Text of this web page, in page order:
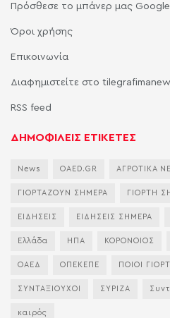
Πρόσθεσε το μπάνερ μας
Όροι χρήσης
Επικοινωνία
Διαφημιστείτε στο
RSS feed
ΔΗΜΟΦΙΛΕΙΣ ΕΤΙΚΕΤΕΣ
News OAED.GR ΑΓΡΟΤΙΚΑ
ΓΙΟΡΤΑΖΟΥΝ ΣΗΜΕΡΑ ΓΙΟΡΤΗ
ΕΙΔΗΣΕΙΣ ΕΙΔΗΣΕΙΣ ΣΗΜΕΡΑ
Ελλάδα ΗΠΑ ΚΟΡΟΝΟΙΟΣ
ΟΑΕΔ ΟΠΕΚΕΠΕ ΠΟΙΟΙ
ΣΥΝΤΑΞΙΟΥΧΟΙ ΣΥΡΙΖΑ
καιρός